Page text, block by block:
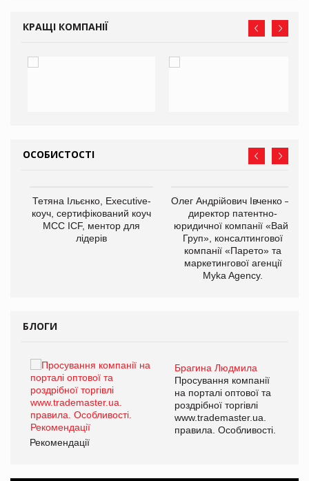
КРАЩІ КОМПАНІЇ
ОСОБИСТОСТІ
Тетяна Ільєнко, Executive-
коуч, сертифікований коуч
МСС ICF, ментор для
лідерів
Олег Андрійович Івченко —
директор патентно-
юридичної компанії «Вайз
Груп», консалтингової
компанії «Парето» та
маркетингової агенції
Myka Agency.
БЛОГИ
Брагина Людмила
Просування компанії
на порталі оптової та
роздрібної торгівлі
www.trademaster.ua.
правила. Особливості.
Рекомендації